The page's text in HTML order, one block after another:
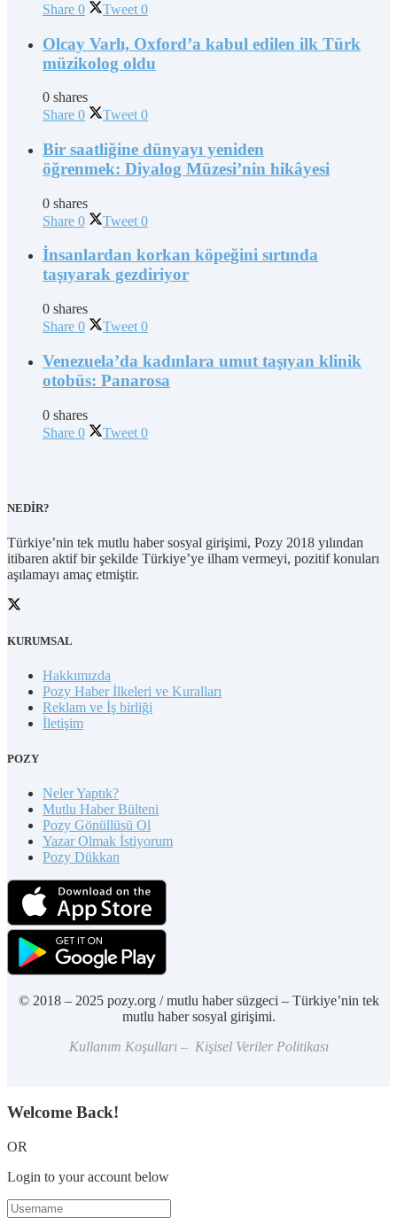
Share 0 Tweet 0
Olcay Varlı, Oxford’a kabul edilen ilk Türk
müzikolog oldu
0 shares
Share 0 Tweet 0
Bir saatliğine dünyayı yeniden
öğrenmek: Diyalog Müzesi’nin hikâyesi
0 shares
Share 0 Tweet 0
İnsanlardan korkan köpeğini sırtında
taşıyarak gezdiriyor
0 shares
Share 0 Tweet 0
Venezuela’da kadınlara umut taşıyan klinik
otobüs: Panarosa
0 shares
Share 0 Tweet 0
NEDİR?
Türkiye’nin tek mutlu haber sosyal girişimi, Pozy 2018 yılından
itibaren aktif bir şekilde Türkiye’ye ilham vermeyi, pozitif konuları
aşılamayı amaç etmiştir.
KURUMSAL
Hakkımızda
Pozy Haber İlkeleri ve Kuralları
Reklam ve İş birliği
İletişim
POZY
Neler Yaptık?
Mutlu Haber Bülteni
Pozy Gönüllüsü Ol
Yazar Olmak İstiyorum
Pozy Dükkan
© 2018 – 2025 pozy.org / mutlu haber süzgeci – Türkiye’nin tek
mutlu haber sosyal girişimi.
Kullanım Koşulları – Kişisel Veriler Politikası
Welcome Back!
OR
Login to your account below